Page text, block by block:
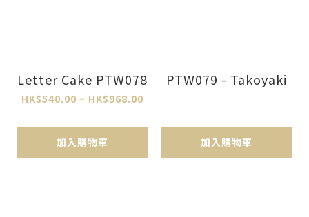
Letter Cake PTW078
HK$540.00 ~ HK$968.00
加入購物車
PTW079 - Takoyaki
加入購物車